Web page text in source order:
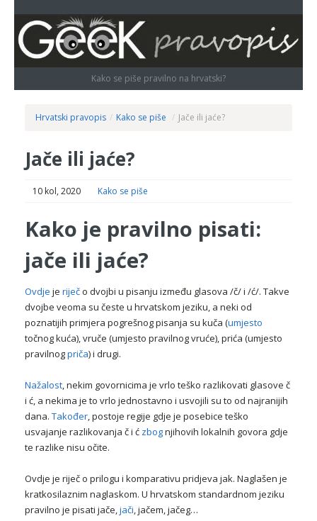
Kako se piše pravilno na hrvatski?
Hrvatski pravopis / Kako se piše / Jače ili jaće?
Jače ili jaće?
10 kol, 2020 Kako se piše
Kako je pravilno pisati:
jače ili jaće?
Ovdje je riječo dvojbi u pisanju između glasova /č/ i /ć/. Takve
dvojbe veoma su česte u hrvatskom jeziku, a neki od
poznatijih primjera pogrešnog pisanja su kuča (umjesto
točnog kuća), vruče (umjesto pravilnog vruće), prića (umjesto
pravilnogpriča) i drugi.
Nažalost, nekim govornicima je vrlo teško razlikovati glasove č
i ć, a nekima je to vrlo jednostavno i usvojili su to od najranijih
dana. Također, postoje regije gdje je posebice teško
usvajanje razlikovanja č i ć zbognjihovih lokalnih govora gdje
te razlike nisu očite.
Ovdje je riječ o prilogu i komparativu pridjeva jak. Naglašen je
kratkosilaznim naglaskom. U hrvatskom standardnom jeziku
pravilno je pisati jače,jači, jačem, jačeg…